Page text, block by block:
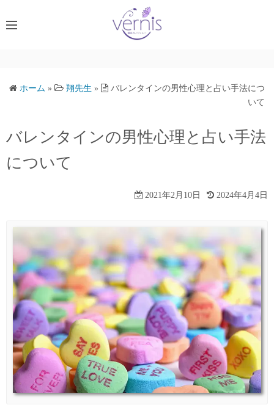
ン
へ
ッ
ホーム » 翔先生 »
バレンタインの男性心理と占い手法につ
いて
バレンタインの男性心理と占い手法
について
2021年2月10日 2024年4月4日